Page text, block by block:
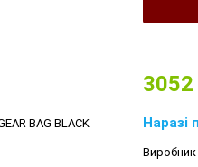
3052
Наразі
Виробник